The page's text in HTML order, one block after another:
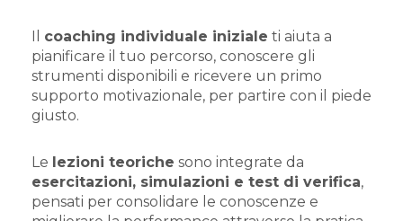
coaching individuale iniziale ti aiuta a
pianificare il tuo percorso, conoscere gli
strumenti disponibili e ricevere un primo
supporto motivazionale, per partire con il piede
giusto.
Le lezioni teoriche sono integrate da
esercitazioni, simulazioni e test di verifica,
pensati per consolidare le conoscenze e